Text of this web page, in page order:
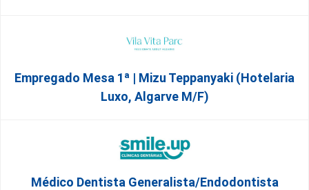
Empregado Mesa 1ª | Mizu Teppanyaki (Hotelaria
Luxo, Algarve M/F)
Médico Dentista Generalista/Endodontista